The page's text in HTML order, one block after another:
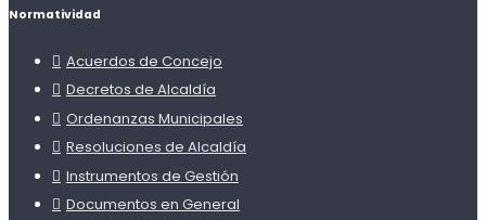
Normatividad
Acuerdos de Concejo
Decretos de Alcaldía
Ordenanzas Municipales
Resoluciones de Alcaldía
Instrumentos de Gestión
Documentos en General